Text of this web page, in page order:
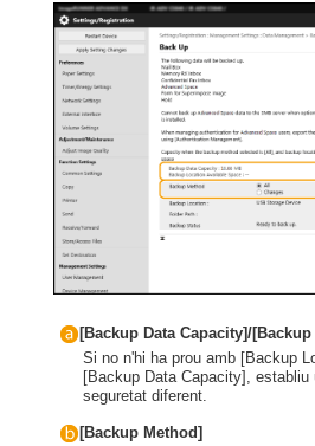
[Backup Data Capacity]/
Si no n'hi ha prou amb [Backup
[Backup Data Capacity],
seguretat diferent.
[Backup Method]